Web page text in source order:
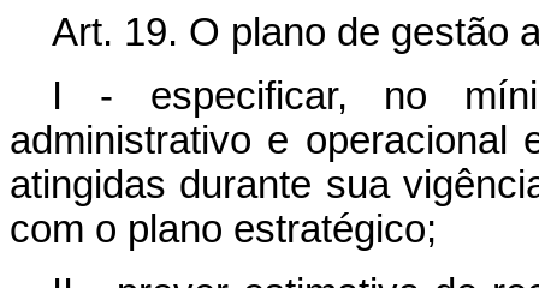
Art. 19. O plano de gestão
I - especificar, no
administrativo e
atingidas durante sua
com o plano estratégico;